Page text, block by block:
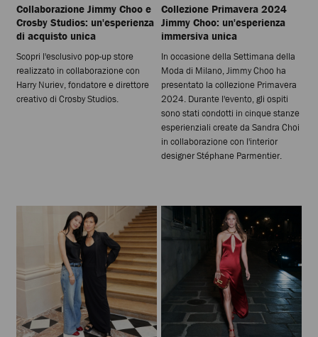
Collaborazione Jimmy Choo e
Crosby Studios: un'esperienza
di acquisto unica
Scopri l'esclusivo pop-up store
realizzato in collaborazione con
Harry Nuriev, fondatore e direttore
creativo di Crosby Studios.
Collezione Primavera 2024
Jimmy Choo: un'esperienza
immersiva unica
In occasione della Settimana della
Moda di Milano, Jimmy Choo ha
presentato la collezione Primavera
2024. Durante l'evento, gli ospiti
sono stati condotti in cinque stanze
esperienziali create da Sandra Choi
in collaborazione con l'interior
designer Stéphane Parmentier.